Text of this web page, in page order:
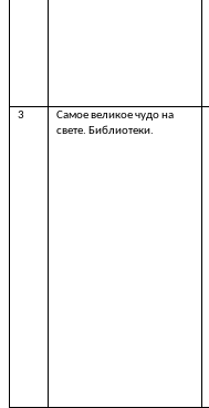
3
Самое великое чудо на
свете. Библиотеки.